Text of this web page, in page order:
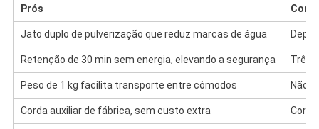
Prós
Jato duplo de pulverização que reduz marcas de água
Retenção de 30 min sem energia, elevando a segurança Três
Peso de 1 kg facilita transporte entre cômodos Não
Corda auxiliar de fábrica, sem custo extra